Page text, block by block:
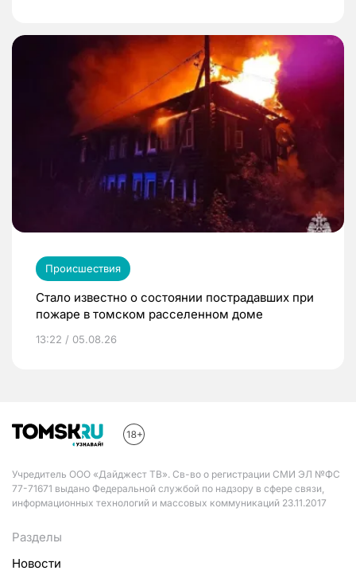
Происшествия
Стало известно о состоянии пострадавших при
пожаре в томском расселенном доме
13:22 / 05.08.26
Учредитель ООО «Дайджест ТВ». Св-во о регистрации СМИ ЭЛ №ФС
77-71671 выдано Федеральной службой по надзору в сфере связи,
информационных технологий и массовых коммуникаций 23.11.2017
Разделы
Новости